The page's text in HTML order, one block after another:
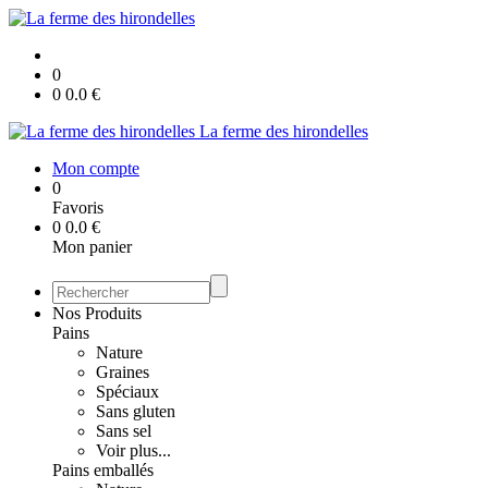
0
0 0.0 €
La ferme des hirondelles
Mon compte
0
Favoris
0 0.0 €
Mon panier
Nos Produits
Pains
Nature
Graines
Spéciaux
Sans gluten
Sans sel
Voir plus...
Pains emballés